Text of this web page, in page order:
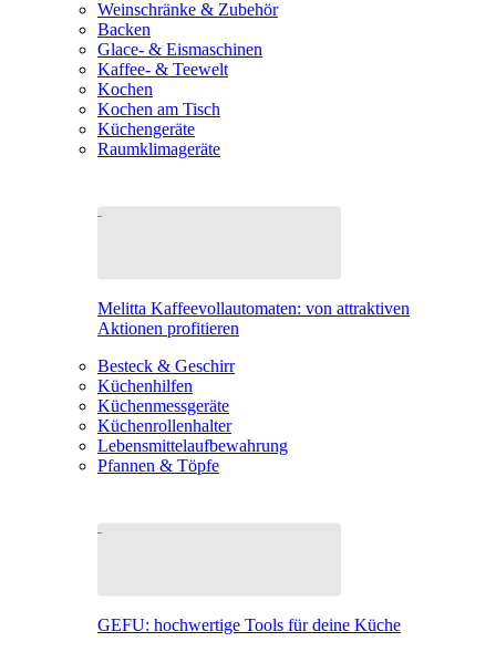
Weinschränke & Zubehör
Backen
Glace- & Eismaschinen
Kaffee- & Teewelt
Kochen
Kochen am Tisch
Küchengeräte
Raumklimageräte
Melitta Kaffeevollautomaten: von attraktiven
Aktionen profitieren
Besteck & Geschirr
Küchenhilfen
Küchenmessgeräte
Küchenrollenhalter
Lebensmittelaufbewahrung
Pfannen & Töpfe
GEFU: hochwertige Tools für deine Küche